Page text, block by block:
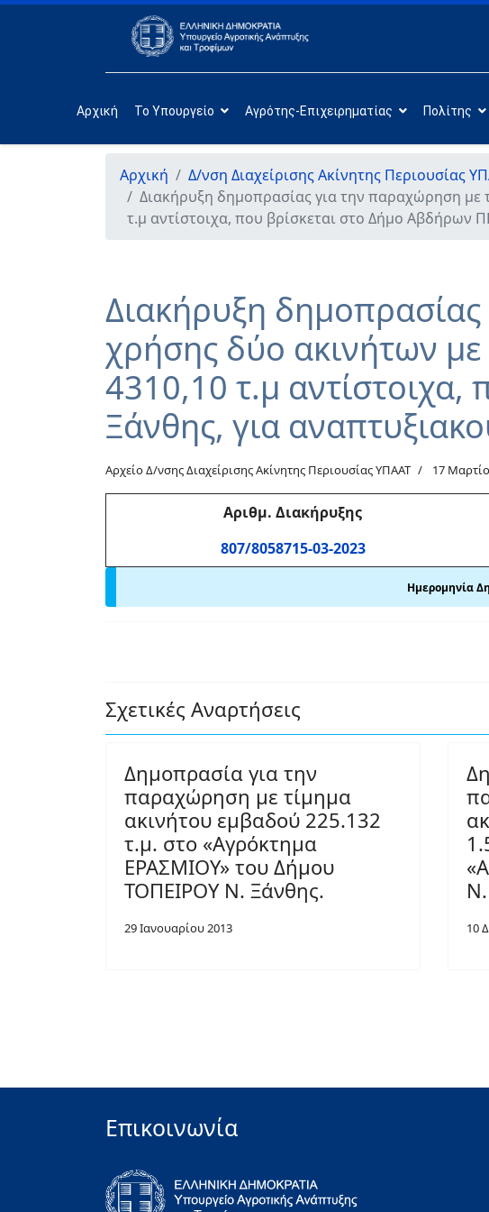
Αρχική Το Υπουργείο Αγρότης-Επιχειρηματίας Πολίτης
Αρχική Δ/νση Διαχείρισης Ακίνητης Περιουσίας
Διακήρυξη δημοπρασίας για την παραχώρηση με
τ.μ αντίστοιχα, που βρίσκεται στο Δήμο Αβδήρων
Διακήρυξη
χρήσης δύο ακινήτων
4310,10 τ.μ
Ξάνθης, για
Αρχείο Δ/νσης Διαχείρισης Ακίνητης Περιουσίας ΥΠΑΑΤ 17
Αριθμ. Διακήρυξης
807/8058715-03-2023
Ημερομηνία
Σχετικές Αναρτήσεις
Δημοπρασία για την
παραχώρηση με τίμημα
ακινήτου εμβαδού 225.132
τ.μ. στο «Αγρόκτημα
ΕΡΑΣΜΙΟΥ» του Δήμου
ΤΟΠΕΙΡΟΥ Ν. Ξάνθης.
29 Ιανουαρίου 2013 10
Επικοινωνία